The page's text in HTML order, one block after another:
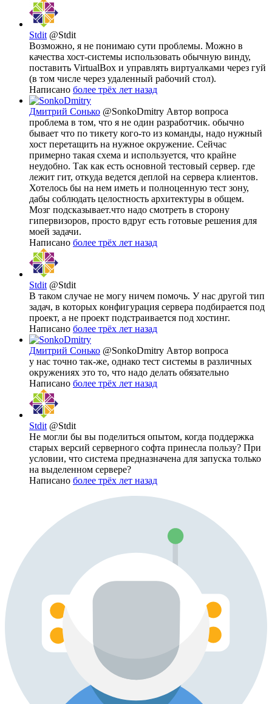
Stdit @Stdit
Возможно, я не понимаю сути проблемы. Можно в
качества хост-системы использовать обычную винду,
поставить VirtualBox и управлять виртуалками через гуй
(в том числе через удаленный рабочий стол).
Написано более трёх лет назад
Дмитрий Сонько @SonkoDmitry Автор вопроса
проблема в том, что я не один разработчик. обычно
бывает что по тикету кого-то из команды, надо нужный
хост перетащить на нужное окружение. Сейчас
примерно такая схема и используется, что крайне
неудобно. Так как есть основной тестовый сервер. где
лежит гит, откуда ведется деплой на сервера клиентов.
Хотелось бы на нем иметь и полноценную тест зону,
дабы соблюдать целостность архитектуры в общем.
Мозг подсказывает.что надо смотреть в сторону
гипервизоров, просто вдруг есть готовые решения для
моей задачи.
Написано более трёх лет назад
Stdit @Stdit
В таком случае не могу ничем помочь. У нас другой тип
задач, в которых конфигурация сервера подбирается под
проект, а не проект подстраивается под хостинг.
Написано более трёх лет назад
Дмитрий Сонько @SonkoDmitry Автор вопроса
у нас точно так-же, однако тест системы в различных
окружениях это то, что надо делать обязательно
Написано более трёх лет назад
Stdit @Stdit
Не могли бы вы поделиться опытом, когда поддержка
старых версий серверного софта принесла пользу? При
условии, что система предназначена для запуска только
на выделенном сервере?
Написано более трёх лет назад